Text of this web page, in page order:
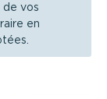
de vos
en